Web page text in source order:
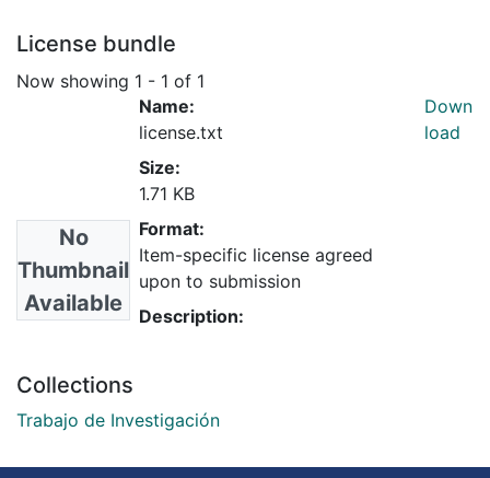
License bundle
Now showing 1 - 1 of 1
No
Thumbnail
Available
Name:
license.txt
Size:
1.71 KB
Format:
Item-specific license agreed
upon to submission
Description:
Down
load
Collections
Trabajo de Investigación